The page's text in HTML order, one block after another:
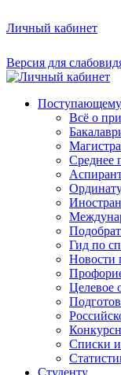
Личный кабинет
Версия для
Поступающему
Всё о
Среднее
Гид по
Новости
Целевое
Списки
Студенту